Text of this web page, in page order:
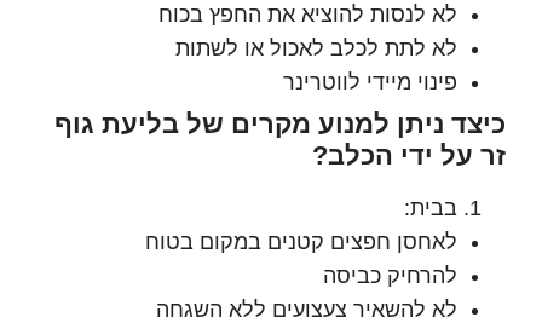
לא לנסות להוציא את החפץ בכוח
לא לתת לכלב לאכול או לשתות
פינוי מיידי לווטרינר
ניתן למנוע מקרים של בליעת גוף
ידי הכלב?
בבית:
לאחסן חפצים קטנים במקום בטוח
להרחיק כביסה
לא להשאיר צעצועים ללא השגחה